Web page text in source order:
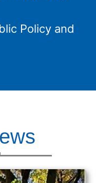
Policy and